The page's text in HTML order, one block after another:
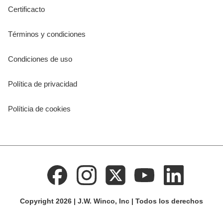
Certificacto
Términos y condiciones
Condiciones de uso
Política de privacidad
Políticia de cookies
Copyright 2026 | J.W. Winco, Inc | Todos los derechos